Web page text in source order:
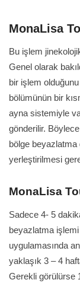
MonaLisa
Bu işlem
Genel olarak
bir işlem
bölümünün bir
ayna sistemiyle
gönderilir. Böylece
bölge beyazlatma
yerleştirilmesi
MonaLisa
Sadece 4- 5
beyazlatma işlemi
uygulamasında
yaklaşık 3 – 4
Gerekli görülürse